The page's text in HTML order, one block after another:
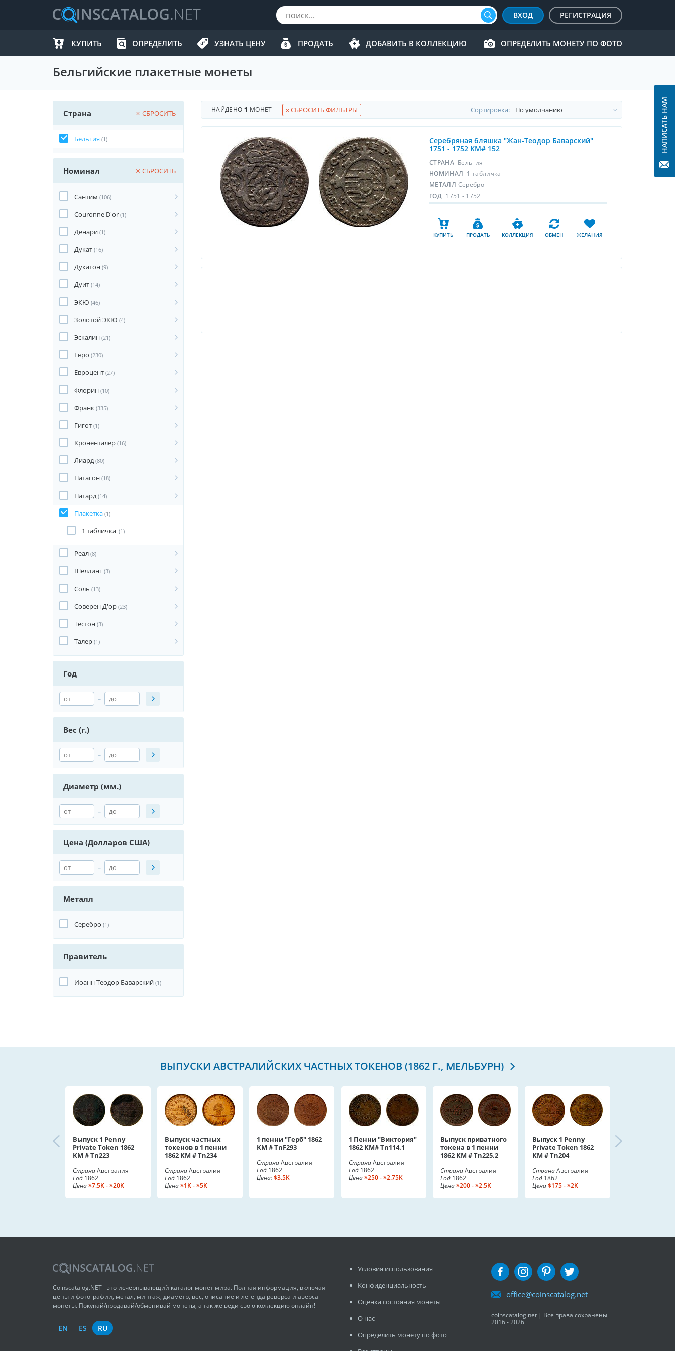
ВХОД РЕГИСТРАЦИЯ
КУПИТЬ ОПРЕДЕЛИТЬ УЗНАТЬ ЦЕНУ ПРОДАТЬ ДОБАВИТЬ В КОЛЛЕКЦИЮ ОПРЕДЕЛИТЬ МОНЕТУ ПО ФОТО
Бельгийские плакетные монеты
Страна СБРОСИТЬ
Бельгия (1)
Номинал СБРОСИТЬ
Сантим (106)
Couronne D'or (1)
Денари (1)
Дукат (16)
Дукатон (9)
Дуит (14)
ЭКЮ (46)
Золотой ЭКЮ (4)
Эскалин (21)
Евро (230)
Евроцент (27)
Флорин (10)
Франк (335)
Гигот (1)
Кроненталер (16)
Лиард (80)
Патагон (18)
Патард (14)
Плакетка (1)
1 табличка (1)
Реал (8)
Шеллинг (3)
Соль (13)
Соверен Д'ор (23)
Тестон (3)
Талер (1)
Год
-
Вес (г.)
-
Диаметр (мм.)
-
Цена (Долларов США)
-
Металл
Серебро (1)
Правитель
Иоанн Теодор Баварский (1)
НАЙДЕНО1 МОНЕТ СБРОСИТЬ ФИЛЬТРЫ Cортировка:
Серебряная бляшка "Жан-Теодор Баварский"
1751 - 1752 KM# 152
СТРАНА Бельгия
НОМИНАЛ 1 табличка
МЕТАЛЛ Серебро
ГОД 1751 - 1752
КУПИТЬ ПРОДАТЬ КОЛЛЕКЦИЯ ОБМЕН ЖЕЛАНИЯ
ВЫПУСКИ АВСТРАЛИЙСКИХ ЧАСТНЫХ ТОКЕНОВ (1862 Г., МЕЛЬБУРН)
Выпуск 1 Penny
Private Token 1862
KM # Tn223
СтранаАвстралия
Год 1862
Цена$7.5K - $20K
Выпуск частных
токенов в 1 пенни
1862 KM # Tn234
СтранаАвстралия
Год 1862
Цена$1K - $5K
1 пенни "Герб" 1862
KM # TnF293
СтранаАвстралия
Год 1862
Цена:$3.5K
1 Пенни "Виктория"
1862 KM# Tn114.1
СтранаАвстралия
Год 1862
Цена$250 - $2.75K
Выпуск приватного
токена в 1 пенни
1862 KM # Tn225.2
СтранаАвстралия
Год 1862
Цена$200 - $2.5K
Выпуск 1 Penny
Private Token 1862
KM # Tn204
СтранаАвстралия
Год 1862
Цена$175 - $2K
Coinscatalog.NET - это исчерпывающий каталог монет мира. Полная информация, включая
цены и фотографии, метал, минтаж, диаметр, вес, описание и легенда реверса и аверса
монеты. Покупай/продавай/обменивай монеты, а так же веди свою коллекцию онлайн!
EN ES RU
Условия использования
Конфиденциальность
Оценка состояния монеты
О нас
Определить монету по фото
office@coinscatalog.net
coinscatalog.net | Все права сохранены
2016 - 2026
НАПИСАТЬ НАМ